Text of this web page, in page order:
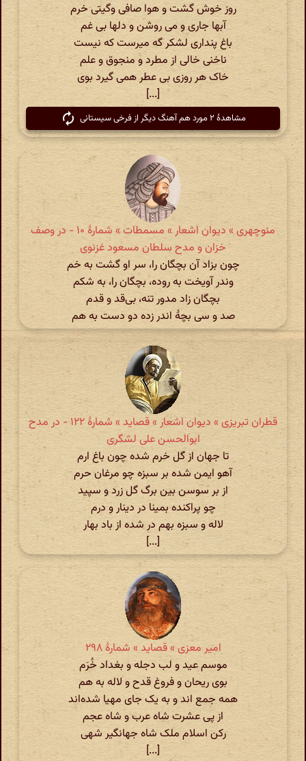
روز خوش گشت و هوا صافی وگیتی خرم
آبها جاری و می روشن و دلها بی غم
باغ پنداری لشکر گه میرست که نیست
ناخنی خالی از مطرد و منجوق و علم
خاک هر روزی بی عطر همی گیرد بوی
[...]
مشاهدهٔ ۲ مورد هم آهنگ دیگر از فرخی سیستانی
منوچهری » دیوان اشعار » مسمطات » شمارهٔ ۱۰ - در وصف
خزان و مدح سلطان مسعود غزنوی
چون بزاد آن بچگان را، سر او گشت به خم
وندر آویخت به روده، بچگان را، به شکم
بچگان زاد مدور تنه، بی‌قد و قدم
صد و سی بچهٔ اندر زده دو دست به هم
قطران تبریزی » دیوان اشعار » قصاید » شمارهٔ ۱۲۲ - در مدح
ابوالحسن علی لشگری
تا جهان از گل خرم شده چون باغ ارم
آهو ایمن شده بر سبزه چو مرغان حرم
از بر سوسن بین برگ گل زرد و سپید
چو پراکنده بمینا در دینار و درم
لاله و سبزه بهم در شده از باد بهار
[...]
امیر معزی » قصاید » شمارهٔ ۲۹۸
موسم عید و لب دجله و بغداد خُرَم
بوی ریحان و فروغ قدح و لاله به هم
همه جمع اند و به یک جای مهیا ‌شده‌اند
از پی عشرت شاه عرب و شاه عجم
رکن اسلام ملک شاه جهانگیر شهی
[...]